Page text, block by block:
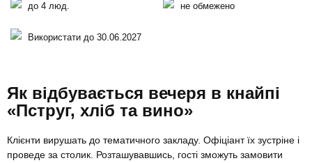
до 4 люд. не обмежено
Використати до 30.06.2027
Як відбувається вечеря в кнайпі
«Пструг, хліб та вино»
Клієнти вирушать до тематичного закладу. Офіціант їх зустріне і
проведе за столик. Розташувавшись, гості зможуть замовити